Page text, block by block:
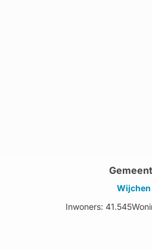
Wijchen
Inwoners: 41.545